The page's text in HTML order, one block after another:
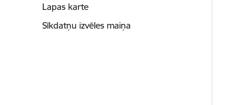
Lapas karte
Sīkdatņu izvēles maiņa